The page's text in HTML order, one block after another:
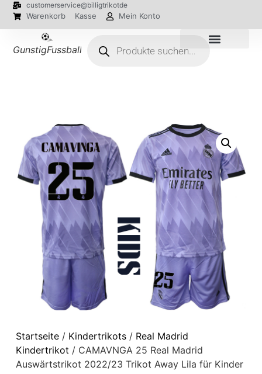
customerservice@billigtrikotde
Warenkorb Kasse Mein Konto
GunstigFussballTrikot
Startseite/ Kindertrikots/ Real Madrid
Kindertrikot / CAMAVNGA 25 Real Madrid
Auswärtstrikot 2022/23 Trikot Away Lila für Kinder